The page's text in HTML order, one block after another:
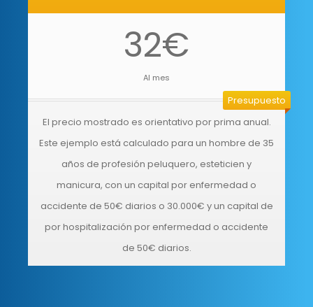
32€
Al mes
Presupuesto
El precio mostrado es orientativo por prima anual.
Este ejemplo está calculado para un hombre de 35
años de profesión peluquero, esteticien y
manicura, con un capital por enfermedad o
accidente de 50€ diarios o 30.000€ y un capital de
por hospitalización por enfermedad o accidente
de 50€ diarios.